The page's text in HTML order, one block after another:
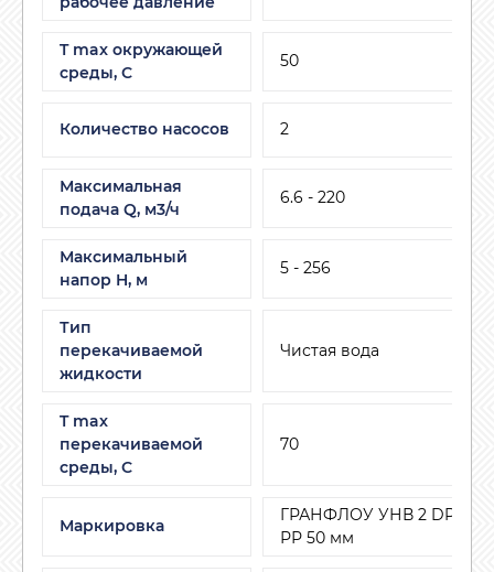
T max окружающей
среды, С
50
Количество насосов 2
Максимальная
подача Q, м3/ч
6.6 - 220
Максимальный
напор H, м
5 - 256
Тип
перекачиваемой
жидкости
Чистая вода
T max
перекачиваемой
среды, С
70
Маркировка
ГРАНФЛОУ УНВ 2 DPV 10/
РР 50 мм